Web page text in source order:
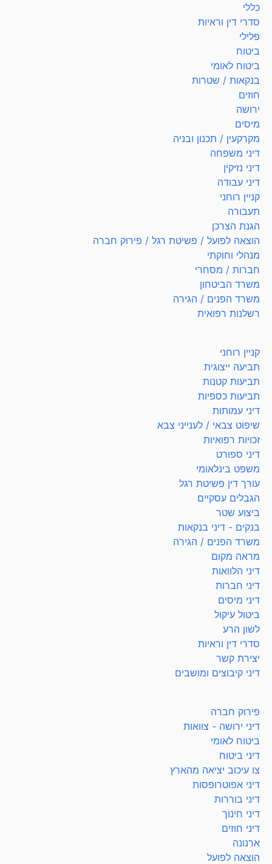
כללי
סדרי דין וראיות
פלילי
ביטוח
ביטוח לאומי
בנקאות / שטרות
חוזים
ירושה
מיסים
מקרקעין / תכנון ובניה
דיני משפחה
דיני נזיקין
דיני עבודה
קניין רוחני
תעבורה
הגנת הצרכן
הוצאה לפועל / פשיטת רגל / פירוק חברה
מנהלי וחוקתי
חברות / מסחרי
משרד הביטחון
משרד הפנים / הגירה
רשלנות רפואית
קניין רוחני
תביעה ייצוגית
תביעות קטנות
תביעות כספיות
דיני עמותות
שיפוט צבאי / לענייני צבא
זכויות רפואיות
דיני ספורט
משפט בינלאומי
עורך דין פשיטת רגל
הגבלים עסקיים
ביצוע שטר
בנקים - דיני בנקאות
משרד הפנים / הגירה
מראה מקום
דיני הלוואות
דיני חברות
דיני מיסים
ביטול עיקול
לשון הרע
סדרי דין וראיות
יצירת קשר
דיני קיבוצים ומושבים
פירוק חברה
דיני ירושה - צוואות
ביטוח לאומי
דיני ביטוח
צו עיכוב יציאה מהארץ
דיני אפוטרופסות
דיני בוררות
דיני חינוך
דיני חוזים
ארנונה
הוצאה לפועל